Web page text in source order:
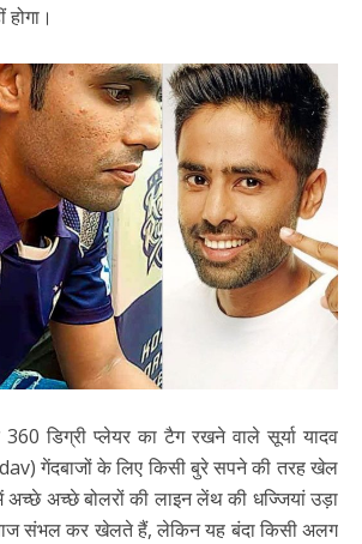
डिग्री प्लेयर का टैग रखने वाले सूर्या यादव
गेंदबाजों के लिए किसी बुरे सपने की तरह खेल
अच्छे अच्छे बोलरों की लाइन लेंथ की धज्जियां उड़ा
संभल कर खेलते हैं, लेकिन यह बंदा किसी अलग